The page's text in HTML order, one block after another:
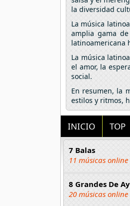
la diversidad
La música
amplia gama
latinoamericana
La música
el amor, la
social.
En resumen, la
estilos y ritmos,
INICIO TOP
7 Balas
11 músicas online
8 Grandes De
20 músicas online